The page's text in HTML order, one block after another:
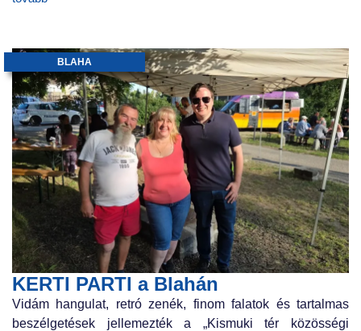
KERTI PARTI a Blahán
BLAHA
Vidám hangulat, retró zenék, finom falatok és tartalmas
beszélgetések jellemezték a „Kismuki tér közösségi